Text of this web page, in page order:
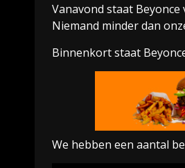
Vanavond staat
Niemand minder dan
Binnenkort staat
We hebben een aantal